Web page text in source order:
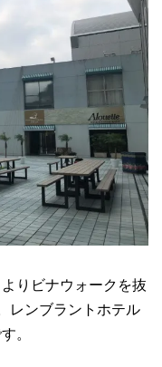
りビナウォークを抜
レンブラントホテル
。